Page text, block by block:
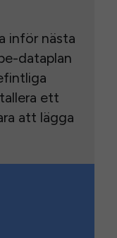
inför nästa
dataplan
ett
att lägga